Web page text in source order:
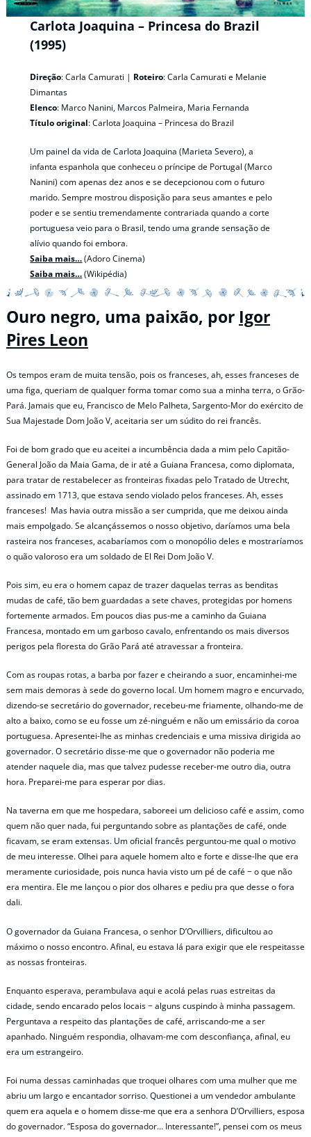
Carlota Joaquina – Princesa do Brazil
(1995)
Direção: Carla Camurati | Roteiro: Carla Camurati e Melanie
Dimantas
Elenco: Marco Nanini, Marcos Palmeira, Maria Fernanda
Título original: Carlota Joaquina – Princesa do Brazil
Um painel da vida de Carlota Joaquina (Marieta Severo), a
infanta espanhola que conheceu o príncipe de Portugal (Marco
Nanini) com apenas dez anos e se decepcionou com o futuro
marido. Sempre mostrou disposição para seus amantes e pelo
poder e se sentiu tremendamente contrariada quando a corte
portuguesa veio para o Brasil, tendo uma grande sensação de
alívio quando foi embora.
Saiba mais…(Adoro Cinema)
Saiba mais…(Wikipédia)
Ouro negro, uma paixão, por Igor
Pires Leon
Os tempos eram de muita tensão, pois os franceses, ah, esses franceses de
uma figa, queriam de qualquer forma tomar como sua a minha terra, o Grão-
Pará. Jamais que eu, Francisco de Melo Palheta, Sargento-Mor do exército de
Sua Majestade Dom João V, aceitaria ser um súdito do rei francês.
Foi de bom grado que eu aceitei a incumbência dada a mim pelo Capitão-
General João da Maia Gama, de ir até a Guiana Francesa, como diplomata,
para tratar de restabelecer as fronteiras fixadas pelo Tratado de Utrecht,
assinado em 1713, que estava sendo violado pelos franceses. Ah, esses
franceses! Mas havia outra missão a ser cumprida, que me deixou ainda
mais empolgado. Se alcançássemos o nosso objetivo, daríamos uma bela
rasteira nos franceses, acabaríamos com o monopólio deles e mostraríamos
o quão valoroso era um soldado de El Rei Dom João V.
Pois sim, eu era o homem capaz de trazer daquelas terras as benditas
mudas de café, tão bem guardadas a sete chaves, protegidas por homens
fortemente armados. Em poucos dias pus-me a caminho da Guiana
Francesa, montado em um garboso cavalo, enfrentando os mais diversos
perigos pela floresta do Grão Pará até atravessar a fronteira.
Com as roupas rotas, a barba por fazer e cheirando a suor, encaminhei-me
sem mais demoras à sede do governo local. Um homem magro e encurvado,
dizendo-se secretário do governador, recebeu-me friamente, olhando-me de
alto a baixo, como se eu fosse um zé-ninguém e não um emissário da coroa
portuguesa. Apresentei-lhe as minhas credenciais e uma missiva dirigida ao
governador. O secretário disse-me que o governador não poderia me
atender naquele dia, mas que talvez pudesse receber-me outro dia, outra
hora. Preparei-me para esperar por dias.
Na taverna em que me hospedara, saboreei um delicioso café e assim, como
quem não quer nada, fui perguntando sobre as plantações de café, onde
ficavam, se eram extensas. Um oficial francês perguntou-me qual o motivo
de meu interesse. Olhei para aquele homem alto e forte e disse-lhe que era
meramente curiosidade, pois nunca havia visto um pé de café − o que não
era mentira. Ele me lançou o pior dos olhares e pediu pra que desse o fora
dali.
O governador da Guiana Francesa, o senhor D’Orvilliers, dificultou ao
máximo o nosso encontro. Afinal, eu estava lá para exigir que ele respeitasse
as nossas fronteiras.
Enquanto esperava, perambulava aqui e acolá pelas ruas estreitas da
cidade, sendo encarado pelos locais − alguns cuspindo à minha passagem.
Perguntava a respeito das plantações de café, arriscando-me a ser
apanhado. Ninguém respondia, olhavam-me com desconfiança, afinal, eu
era um estrangeiro.
Foi numa dessas caminhadas que troquei olhares com uma mulher que me
abriu um largo e encantador sorriso. Questionei a um vendedor ambulante
quem era aquela e o homem disse-me que era a senhora D’Orvilliers, esposa
do governador. “Esposa do governador… Interessante!”, pensei com os meus